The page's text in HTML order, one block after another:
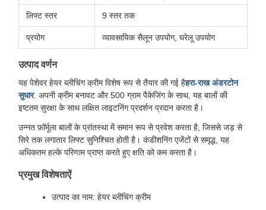
लिफ्ट स्तर 9 स्तर तक
प्रयोग व्यावसायिक सैलून उपयोग, घरेलू उपयोग
उत्पाद वर्णन
यह पेशेवर हेयर ब्लीचिंग क्रीम विशेष रूप से तैयार की गई हैहरा-राख अंडरटोन
सुधार. अपनी क्रीम बनावट और 500 ग्राम पैकेजिंग के साथ, यह बालों की
इष्टतम सुरक्षा के साथ लक्षित लाइटनिंग प्रदर्शन प्रदान करता है।
उन्नत फ़ॉर्मूला बालों के प्रांतस्था में समान रूप से प्रवेश करता है, जिससे जड़ से
सिरे तक लगातार लिफ्ट सुनिश्चित होती है। कंडीशनिंग एजेंटों से समृद्ध, यह
अधिकतम हल्के परिणाम प्राप्त करते हुए क्षति को कम करता है।
प्रमुख विशेषताऐं
उत्पाद का नाम: हेयर ब्लीचिंग क्रीम